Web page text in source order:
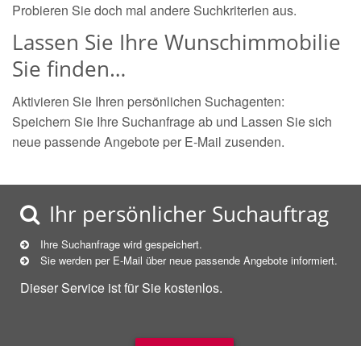
Probieren Sie doch mal andere Suchkriterien aus.
Lassen Sie Ihre Wunschimmobilie
Sie finden…
Aktivieren Sie Ihren persönlichen Suchagenten:
Speichern Sie Ihre Suchanfrage ab und Lassen Sie sich
neue passende Angebote per E-Mail zusenden.
Ihr persönlicher Suchauftrag
Ihre Suchanfrage wird gespeichert.
Sie werden per E-Mail über neue passende Angebote informiert.
Dieser Service ist für Sie kostenlos.